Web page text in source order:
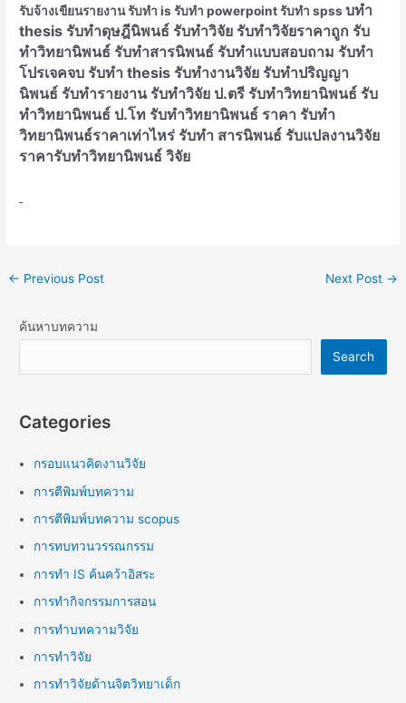
รับจ้างเขียนรายงาน รับทำ is รับทำ powerpoint รับทำ spssบทำ
thesis รับทำดุษฎีนิพนธ์ รับทำวิจัย รับทำวิจัยราคาถูก รับ
ทำวิทยานิพนธ์ รับทำสารนิพนธ์ รับทำแบบสอบถาม รับทำ
โปรเจคจบ รับทํา thesis รับทํางานวิจัย รับทําปริญญา
นิพนธ์ รับทํารายงาน รับทําวิจัย ป.ตรี รับทําวิทยานิพนธ์ รับ
ทําวิทยานิพนธ์ ป.โท รับทําวิทยานิพนธ์ ราคา รับทํา
วิทยานิพนธ์ราคาเท่าไหร่ รับทํา สารนิพนธ์ รับแปลงานวิจัย
ราคารับทำวิทยานิพนธ์ วิจัย
← Previous Post Next Post →
ค้นหาบทความ
Search
Categories
กรอบแนวคิดงานวิจัย
การตีพิมพ์บทความ
การตีพิมพ์บทความ scopus
การทบทวนวรรณกรรม
การทำ IS ค้นคว้าอิสระ
การทำกิจกรรมการสอน
การทำบทความวิจัย
การทำวิจัย
การทำวิจัยด้านจิตวิทยาเด็ก